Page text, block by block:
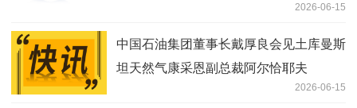
2026-06-15
中国石油集团董事长戴厚良会见土库曼斯
坦天然气康采恩副总裁阿尔恰耶夫
2026-06-15